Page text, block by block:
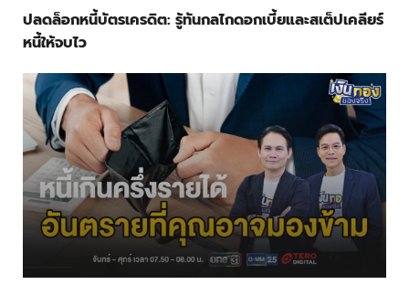
ปลดล็อกหนี้บัตรเครดิต: รู้ทันกลไกดอกเบี้ยและสเต็ปเคลียร์
หนี้ให้จบไว